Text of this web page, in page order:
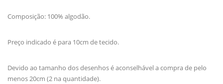
Composição: 100% algodão.
Preço indicado é para 10cm de tecido.
Devido ao tamanho dos desenhos é aconselhável a compra de pelo
menos 20cm (2 na quantidade).